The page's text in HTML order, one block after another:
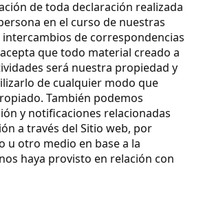
de toda declaración realizada
en el curso de nuestras
de correspondencias
que todo material creado a
será nuestra propiedad y
de cualquier modo que
También podemos
y notificaciones relacionadas
a través del Sitio web, por
u otro medio en base a la
haya provisto en relación con